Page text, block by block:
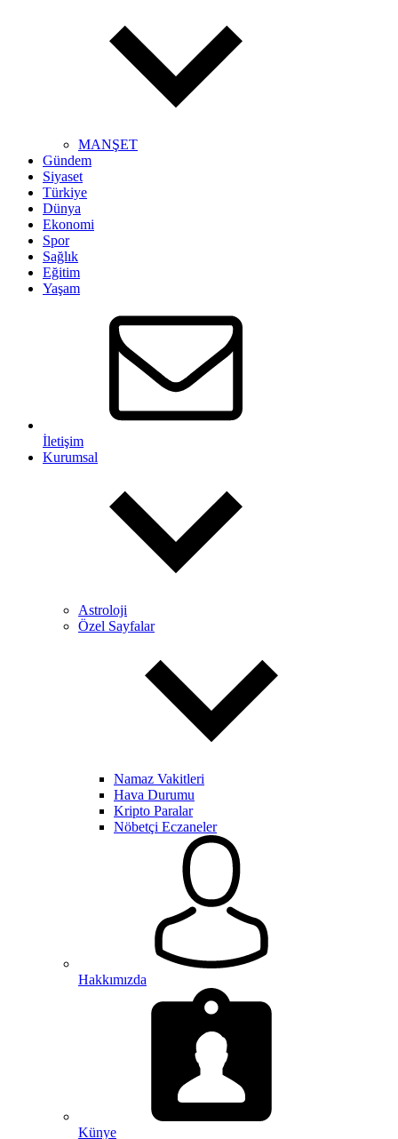
MANŞET
Gündem
Siyaset
Türkiye
Dünya
Ekonomi
Spor
Sağlık
Eğitim
Yaşam
İletişim
Kurumsal
Astroloji
Özel Sayfalar
Namaz Vakitleri
Hava Durumu
Kripto Paralar
Nöbetçi Eczaneler
Hakkımızda
Künye